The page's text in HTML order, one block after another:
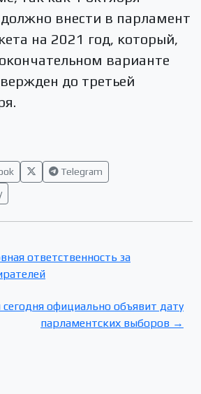
внести в парламент
на 2021 год, который,
варианте
до третьей
Telegram
ответственность за
официально объявит дату
парламентских выборов →